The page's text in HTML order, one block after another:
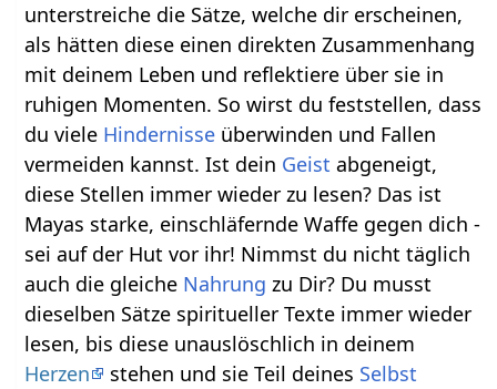
unterstreiche die Sätze, welche dir erscheinen,
als hätten diese einen direkten Zusammenhang
mit deinem Leben und reflektiere über sie in
ruhigen Momenten. So wirst du feststellen, dass
du viele Hindernisse überwinden und Fallen
vermeiden kannst. Ist dein Geist abgeneigt,
diese Stellen immer wieder zu lesen? Das ist
Mayas starke, einschläfernde Waffe gegen dich -
sei auf der Hut vor ihr! Nimmst du nicht täglich
auch die gleiche Nahrung zu Dir? Du musst
dieselben Sätze spiritueller Texte immer wieder
lesen, bis diese unauslöschlich in deinem
Herzen
stehen und sie Teil deines Selbst